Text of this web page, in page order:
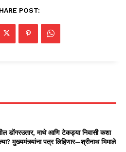
POST:
डोंगरउतार, माथे आणि टेकड्या निवासी कशा
मुख्यमंत्र्यांना पत्र लिहिणार—श्रीनाथ भिमाले